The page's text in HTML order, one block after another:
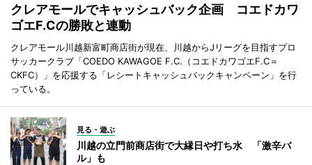
クレアモールでキャッシュバック企画 コエドカワ
ゴエF.Cの勝敗と連動
クレアモール川越新富町商店街が現在、川越からJリーグを目指すプロ
サッカークラブ「COEDO KAWAGOE F.C.（コエドカワゴエF.C＝
CKFC）」を応援する「レシートキャッシュバックキャンペーン」を行
っている。
見る・遊ぶ
川越の立門前商店街で大縁日や打ち水 「激辛バ
ル」も